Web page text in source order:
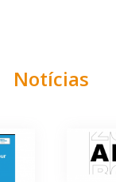
Notícias